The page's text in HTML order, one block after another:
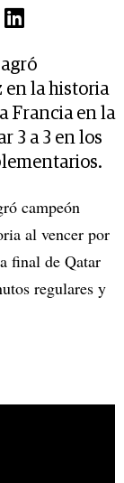
en la historia
Francia en la
3 a 3 en los
campeón
al vencer por
final de Qatar
regulares y